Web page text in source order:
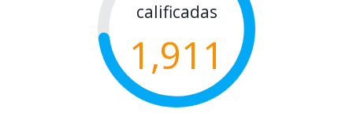
calificadas
1,911